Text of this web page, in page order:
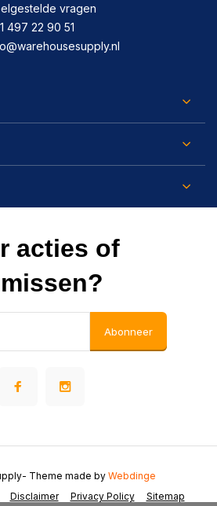
vragen
497 22 90 51
acties of
Abonneer
Disclaimer Privacy Policy Sitemap
- Theme made by Webdinge